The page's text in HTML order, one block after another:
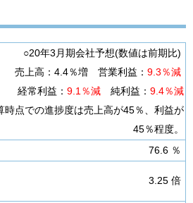
○20年3月期会社予想(数値は前期比)
売上高：4.4％増 営業利益： 9.3％減
経常利益： 9.1％減 純利益： 9.4％減
時点での進捗度は売上高が45％、利益が
45％程度。
76.6 ％
3.25 倍